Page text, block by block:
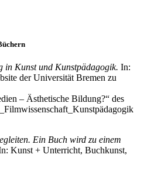
in Kunst und Kunstpädagogik. In:
der Universität Bremen zu
– Ästhetische Bildung?“ des
Ein Buch wird zu einem
Kunst + Unterricht, Buchkunst,